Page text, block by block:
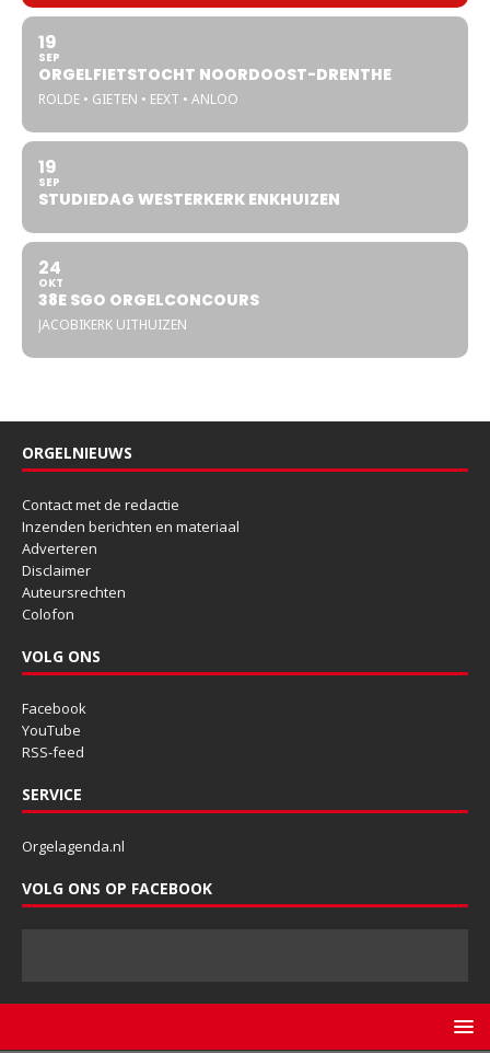
19
SEP
ORGELFIETSTOCHT NOORDOOST-DRENTHE
ROLDE • GIETEN • EEXT • ANLOO
19
SEP
STUDIEDAG WESTERKERK ENKHUIZEN
24
OKT
38E SGO ORGELCONCOURS
JACOBIKERK UITHUIZEN
ORGELNIEUWS
Contact met de redactie
Inzenden berichten en materiaal
Adverteren
Disclaimer
Auteursrechten
Colofon
VOLG ONS
Facebook
YouTube
RSS-feed
SERVICE
Orgelagenda.nl
VOLG ONS OP FACEBOOK